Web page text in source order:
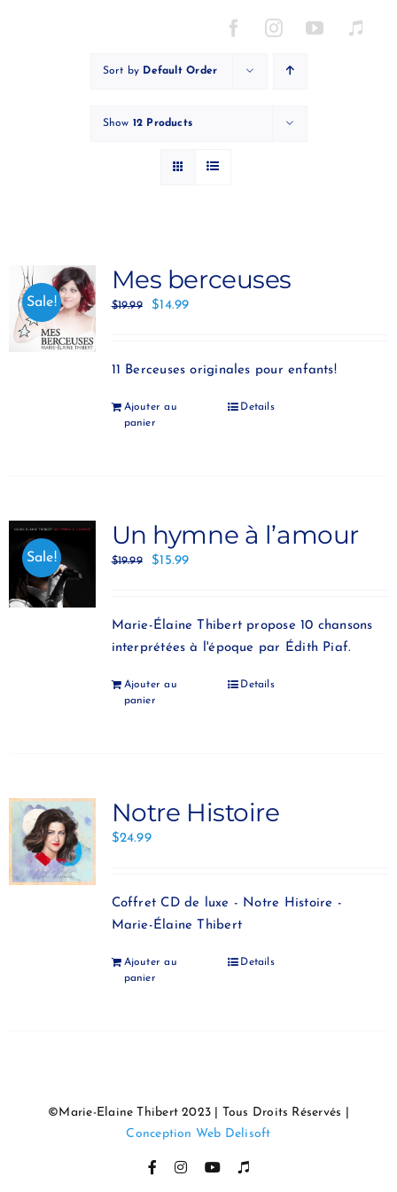
Sort by Default Order
Show 12 Products
Sale!
Mes berceuses
$19.99 $14.99
11 Berceuses originales pour enfants!
Ajouter au
panier
Details
Sale!
Un hymne à l’amour
$19.99 $15.99
Marie-Élaine Thibert propose 10 chansons
interprétées à l'époque par Édith Piaf.
Ajouter au
panier
Details
Notre Histoire
$24.99
Coffret CD de luxe - Notre Histoire -
Marie-Élaine Thibert
Ajouter au
panier
Details
©Marie-Elaine Thibert 2023 | Tous Droits Réservés |
Conception Web Delisoft
FacebookInstagramYouTube